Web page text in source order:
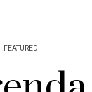
FEATURED